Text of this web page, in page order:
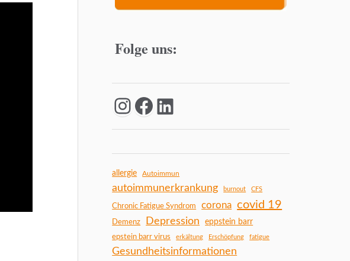
Folge uns:
allergie Autoimmun
autoimmunerkrankung burnout CFS
Chronic Fatigue Syndrom corona covid 19
Demenz Depression
eppstein barr
epstein barr virus
erkältung Erschöpfung fatigue
Gesundheitsinformationen